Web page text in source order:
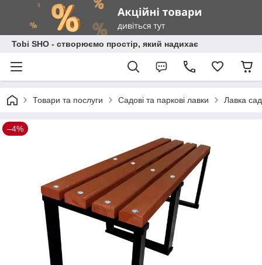
Tobi SHO - створюємо простір, який надихає
Товари та послуги Садові та паркові лавки Лавка
–4%